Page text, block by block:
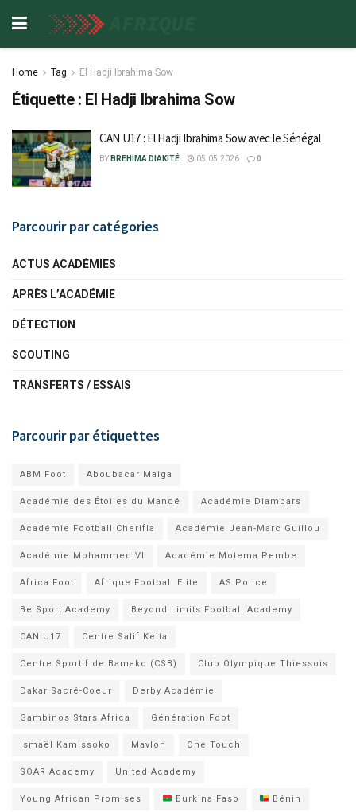
Home Tag El Hadji Ibrahima Sow
Étiquette : El Hadji Ibrahima Sow
CAN U17 : El Hadji Ibrahima Sow avec le Sénégal
BY BREHIMA DIAKITÉ 05.05.2026 0
Parcourir par catégories
ACTUS ACADÉMIES
APRÈS L’ACADÉMIE
DÉTECTION
SCOUTING
TRANSFERTS / ESSAIS
Parcourir par étiquettes
ABM Foot Aboubacar Maiga
Académie des Étoiles du Mandé Académie Diambars
Académie Football Cherifla Académie Jean-Marc Guillou
Académie Mohammed VI Académie Motema Pembe
Africa Foot Afrique Football Elite AS Police
Be Sport Academy Beyond Limits Football Academy
CAN U17 Centre Salif Keita
Centre Sportif de Bamako (CSB) Club Olympique Thiessois
Dakar Sacré-Coeur Derby Académie
Gambinos Stars Africa Génération Foot
Ismaël Kamissoko Mavlon One Touch
SOAR Academy United Academy
Young African Promises Burkina Faso Bénin